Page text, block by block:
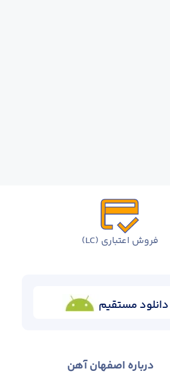
فروش اعتباری (LC)
دانلود مستقیم
درباره اصفهان آهن